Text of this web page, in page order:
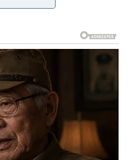
u veliku zdjelu jer ćemo tučene
Dakle, u skladu s uputama,
voda.